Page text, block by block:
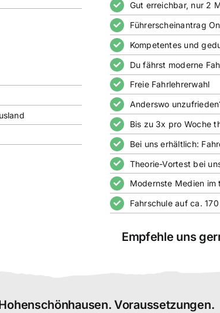
Gut erreichbar, nur 2
Führerscheinantrag
Kompetentes und
Du fährst moderne
Freie Fahrlehrerwahl
Anderswo
Bis zu 3x pro Woche
Bei uns erhältlich:
Theorie-Vortest bei
Modernste Medien im
Fahrschule auf ca. 170
Empfehle uns
Voraussetzungen.